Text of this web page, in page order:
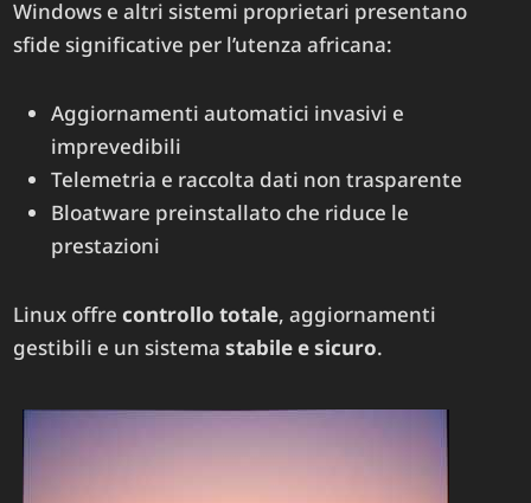
Windows e altri sistemi proprietari presentano
sfide significative per l’utenza africana:
Aggiornamenti automatici invasivi e
imprevedibili
Telemetria e raccolta dati non trasparente
Bloatware preinstallato che riduce le
prestazioni
Linux offrecontrollo totale, aggiornamenti
gestibili e un sistemastabile e sicuro.